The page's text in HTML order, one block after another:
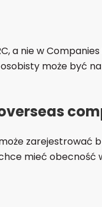
a nie w Companies
może być
zarejestrować
mieć obecność